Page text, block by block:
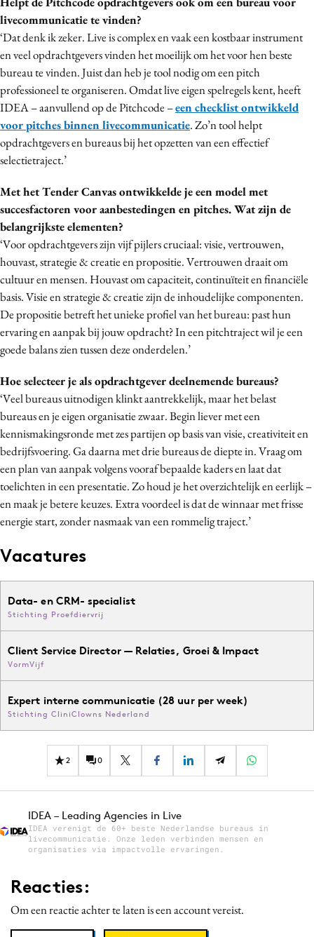
livecommunicatie te vinden?
‘Dat denk ik zeker. Live is complex en vaak een kostbaar instrument
en veel opdrachtgevers vinden het moeilijk om het voor hen beste
bureau te vinden. Juist dan heb je tool nodig om een pitch
professioneel te organiseren. Omdat live eigen spelregels kent, heeft
IDEA – aanvullend op de Pitchcode –een checklist ontwikkeld
voor pitches binnen livecommunicatie. Zo’n tool helpt
opdrachtgevers en bureaus bij het opzetten van een effectief
selectietraject.’
Met het Tender Canvas ontwikkelde je een model met
succesfactoren voor aanbestedingen en pitches. Wat zijn de
belangrijkste elementen?
‘Voor opdrachtgevers zijn vijf pijlers cruciaal: visie, vertrouwen,
houvast, strategie & creatie en propositie. Vertrouwen draait om
cultuur en mensen. Houvast om capaciteit, continuïteit en financiële
basis. Visie en strategie & creatie zijn de inhoudelijke componenten.
De propositie betreft het unieke profiel van het bureau: past hun
ervaring en aanpak bij jouw opdracht? In een pitchtraject wil je een
goede balans zien tussen deze onderdelen.’
Hoe selecteer je als opdrachtgever deelnemende bureaus?
‘Veel bureaus uitnodigen klinkt aantrekkelijk, maar het belast
bureaus en je eigen organisatie zwaar. Begin liever met een
kennismakingsronde met zes partijen op basis van visie, creativiteit en
bedrijfsvoering. Ga daarna met drie bureaus de diepte in. Vraag om
een plan van aanpak volgens vooraf bepaalde kaders en laat dat
toelichten in een presentatie. Zo houd je het overzichtelijk en eerlijk –
en maak je betere keuzes. Extra voordeel is dat de winnaar met frisse
energie start, zonder nasmaak van een rommelig traject.’
Vacatures
Data- en CRM- specialist
Stichting Proefdiervrij
Client Service Director — Relaties, Groei & Impact
VormVijf
Expert interne communicatie (28 uur per week)
Stichting CliniClowns Nederland
2 0
IDEA – Leading Agencies in Live
IDEA verenigt de 60+ beste Nederlandse bureaus in
livecommunicatie. Onze leden verbinden mensen en
organisaties via impactvolle ervaringen.
Reacties:
Om een reactie achter te laten is een account vereist.